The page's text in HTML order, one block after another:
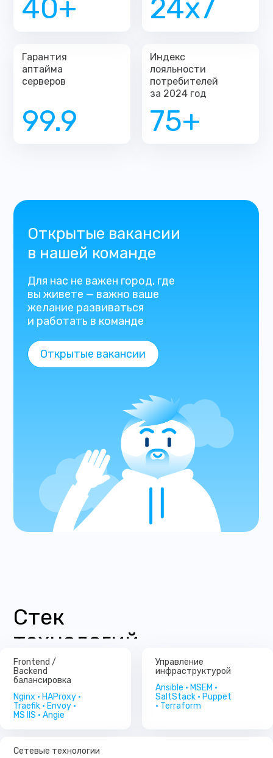
40+
99.9
Гарантия
аптайма
серверов
24х7
75+
Индекс
лояльности
потребителей
за 2024 год
Открытые вакансии
в нашей команде
Для нас не важен город, где
вы живете — важно ваше
желание развиваться
и работать в команде
Открытые вакансии
Для нас не важен город, где
вы живете — важно ваше
и работать в команде
Открытые вакансии
Для нас не важен город, где
вы живете — важно ваше
и работать в команде
Открытые вакансии
Стек
технологий
Ansible • MSEM •
SaltStack • Puppet
• Terraform
Nginx • HAProxy •
Traefik • Envoy •
MS IIS • Angie
Frontend /
Backend
балансировка
Управление
инфраструктурой
Сетевые технологии